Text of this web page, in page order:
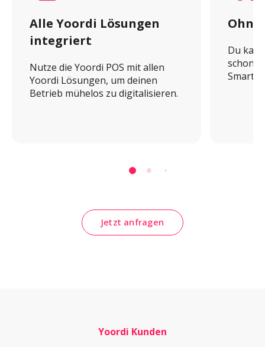
Alle Yoordi Lösungen
integriert
Nutze die Yoordi POS mit allen
Yoordi Lösungen, um deinen
Betrieb mühelos zu digitalisieren.
Du
schon
Jetzt anfragen
Yoordi Kunden